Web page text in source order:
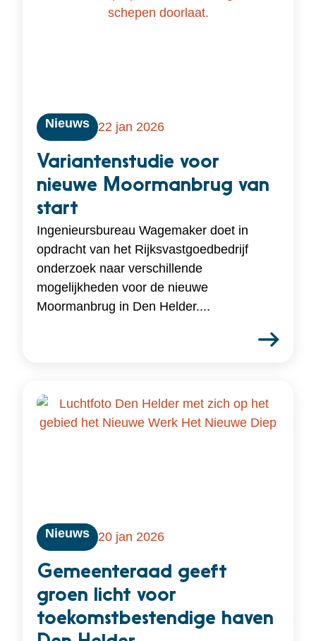
Nieuws 22 jan 2026
Variantenstudie voor
nieuwe Moormanbrug van
start
Ingenieursbureau Wagemaker doet in
opdracht van het Rijksvastgoedbedrijf
onderzoek naar verschillende
mogelijkheden voor de nieuwe
Moormanbrug in Den Helder....
Nieuws 20 jan 2026
Gemeenteraad geeft
groen licht voor
toekomstbestendige haven